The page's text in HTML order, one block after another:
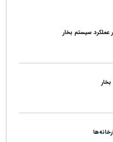
سیستم بخار